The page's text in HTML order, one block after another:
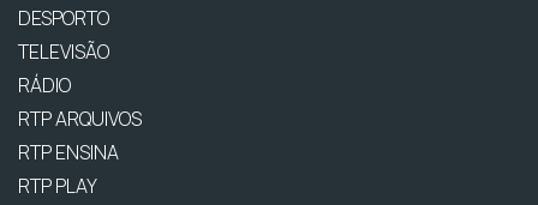
DESPORTO
TELEVISÃO
RÁDIO
RTP ARQUIVOS
RTP ENSINA
RTP PLAY